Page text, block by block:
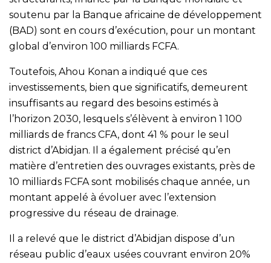
soutenu par la Banque africaine de développement
(BAD) sont en cours d’exécution, pour un montant
global d’environ 100 milliards FCFA.
Toutefois, Ahou Konan a indiqué que ces
investissements, bien que significatifs, demeurent
insuffisants au regard des besoins estimés à
l’horizon 2030, lesquels s’élèvent à environ 1 100
milliards de francs CFA, dont 41 % pour le seul
district d’Abidjan. Il a également précisé qu’en
matière d’entretien des ouvrages existants, près de
10 milliards FCFA sont mobilisés chaque année, un
montant appelé à évoluer avec l’extension
progressive du réseau de drainage.
Il a relevé que le district d’Abidjan dispose d’un
réseau public d’eaux usées couvrant environ 20%